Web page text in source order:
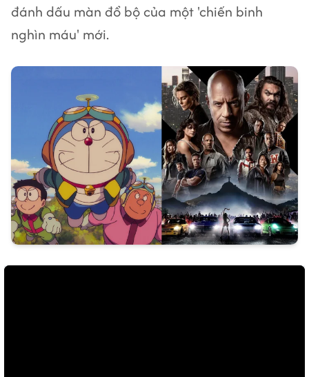
đánh dấu màn đổ bộ của một 'chiến binh
nghìn máu' mới.